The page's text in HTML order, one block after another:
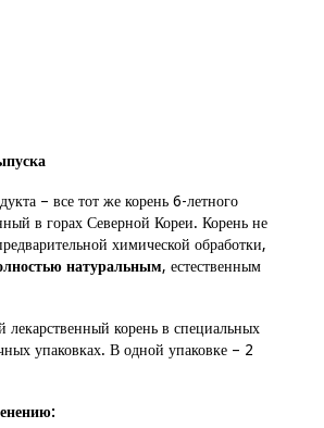
– все тот же корень 6-летного
в горах Северной Кореи. Корень не
химической обработки,
натуральным, естественным
лекарственный корень в специальных
упаковках. В одной упаковке – 2